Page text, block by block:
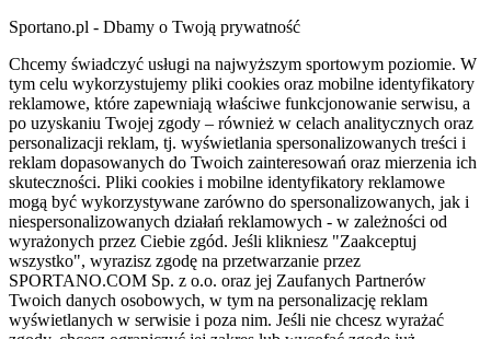
Sportano.pl - Dbamy o Twoją prywatność
Chcemy świadczyć usługi na najwyższym sportowym poziomie. W
tym celu wykorzystujemy pliki cookies oraz mobilne identyfikatory
reklamowe, które zapewniają właściwe funkcjonowanie serwisu, a
po uzyskaniu Twojej zgody – również w celach analitycznych oraz
personalizacji reklam, tj. wyświetlania spersonalizowanych treści i
reklam dopasowanych do Twoich zainteresowań oraz mierzenia ich
skuteczności. Pliki cookies i mobilne identyfikatory reklamowe
mogą być wykorzystywane zarówno do spersonalizowanych, jak i
niespersonalizowanych działań reklamowych - w zależności od
wyrażonych przez Ciebie zgód. Jeśli klikniesz "Zaakceptuj
wszystko", wyrazisz zgodę na przetwarzanie przez
SPORTANO.COM Sp. z o.o. oraz jej Zaufanych Partnerów
Twoich danych osobowych, w tym na personalizację reklam
wyświetlanych w serwisie i poza nim. Jeśli nie chcesz wyrażać